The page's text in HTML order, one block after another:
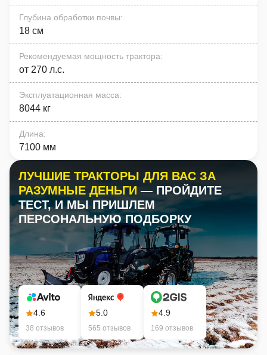
Глубина обработки почвы:
18 см
Рекомендуемая мощность трактора:
от 270 л.с.
Эксплуатационная масса:
8044 кг
Длина:
7100 мм
ЛУЧШИЕ ТРАКТОРЫ ДЛЯ ВАС ЗА
РАЗУМНЫЕ ДЕНЬГИ — ПРОЙДИТЕ
ТЕСТ, И МЫ ПРИШЛЕМ
ПЕРСОНАЛЬНУЮ ПОДБОРКУ
4.6
38 отзывов
5.0
565 отзывов
4.9
169 отзывов